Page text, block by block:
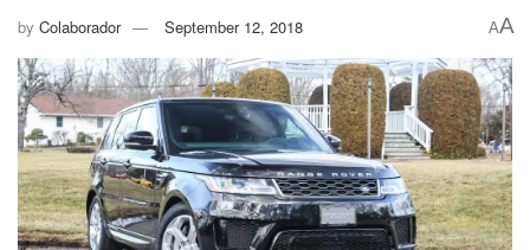
by Colaborador September 12, 2018 AA